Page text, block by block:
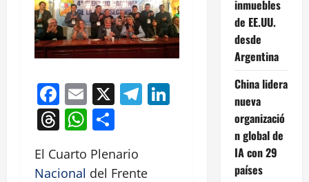
Facebook
Email
X Telegram
LinkedIn
Threads
WhatsApp
El Cuarto Plenario
Nacional del Frente
inmuebles
de EE.UU.
desde
Argentina
China lidera
nueva
organizació
n global de
IA con 29
países